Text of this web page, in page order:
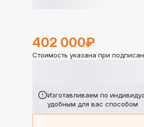
402 000₽
Стоимость указана при
Изготавливаем по
удобным для вас способом